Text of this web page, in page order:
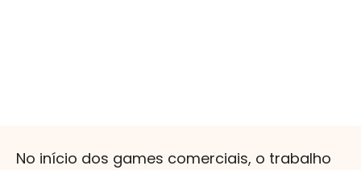
No início dos games comerciais, o trabalho